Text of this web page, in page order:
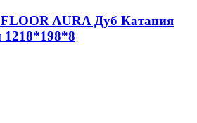
AURA Дуб Катания
1218*198*8